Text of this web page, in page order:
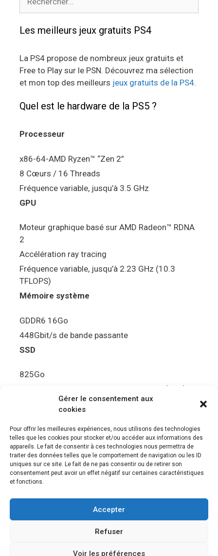
Gérer le consentement aux
cookies
Pour offrir les meilleures expériences, nous utilisons des technologies
telles que les cookies pour stocker et/ou accéder aux informations des
appareils. Le fait de consentir à ces technologies nous permettra de
traiter des données telles que le comportement de navigation ou les ID
uniques sur ce site. Le fait de ne pas consentir ou de retirer son
consentement peut avoir un effet négatif sur certaines caractéristiques
et fonctions.
Accepter
Refuser
Voir les préférences
Les meilleurs jeux gratuits PS4
La PS4 propose de nombreux jeux gratuits et
Free to Play sur le PSN. Découvrez ma sélection
et mon top des meilleurs jeux gratuits de la PS4.
Quel est le hardware de la PS5 ?
Processeur
x86-64-AMD Ryzen™ “Zen 2”
8 Cœurs / 16 Threads
Fréquence variable, jusqu’à 3.5 GHz
GPU
Moteur graphique basé sur AMD Radeon™ RDNA
2
Accélération ray tracing
Fréquence variable, jusqu’à 2.23 GHz (10.3
TFLOPS)
Mémoire système
GDDR6 16Go
448Gbit/s de bande passante
SSD
825Go
5.5Gbit/s de bande passante en lecture (Brut)
Disque de jeu PS5
Ultra HD Blu-ray™, jusqu’à 100Go/disque
Sortie vidéo
Compatibilité avec les téléviseurs 4K 120Hz et
8K, VRR (spécification HDMI v. 2.1)
“Tempest” 3D AudioTec